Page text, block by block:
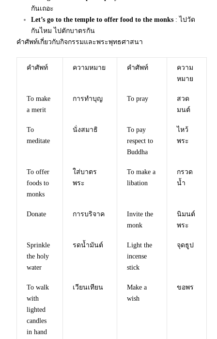
กันเถอะ
Let’s go to the temple to offer food to the monks : ไปวัด
กันไหม ไปตักบาตรกัน
คำศัพท์เกี่ยวกับกิจกรรมและพระพุทธศาสนา
คำศัพท์ ความหมาย คำศัพท์
ความ
หมาย
To make
a merit
การทำบุญ To pray
สวด
มนต์
To
meditate
นั่งสมาธิ
To pay
respect to
Buddha
ไหว้
พระ
To offer
foods to
monks
ใส่บาตร
พระ
To make a
libation
กรวด
น้ำ
Donate การบริจาค
Invite the
monk
นิมนต์
พระ
Sprinkle
the holy
water
รดน้ำมันต์
Light the
incense
stick
จุดธูป
To walk
with
lighted
candles
in hand
เวียนเทียน
Make a
wish
ขอพร